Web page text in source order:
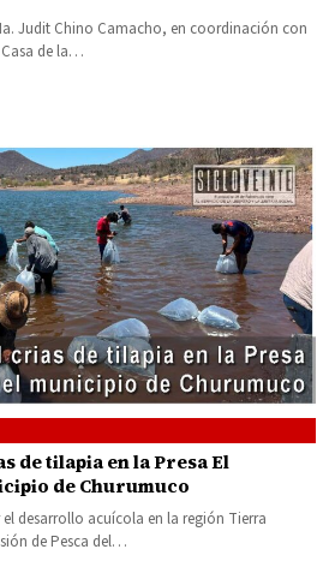
Judit Chino Camacho, en coordinación con
Casa de la…
de tilapia en la Presa El
de Churumuco
desarrollo acuícola en la región Tierra
de Pesca del…